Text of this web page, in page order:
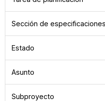
Sección de especificaciones
Estado
Asunto
Subproyecto